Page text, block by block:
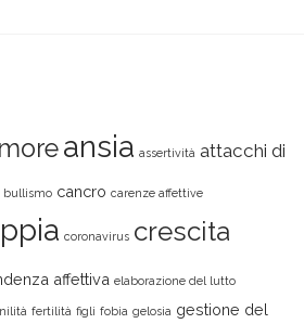
ansia assertività attacchi di
bullismo cancro carenze affettive
coronavirus crescita
affettiva elaborazione del lutto
fertilità figli fobia gelosia gestione del